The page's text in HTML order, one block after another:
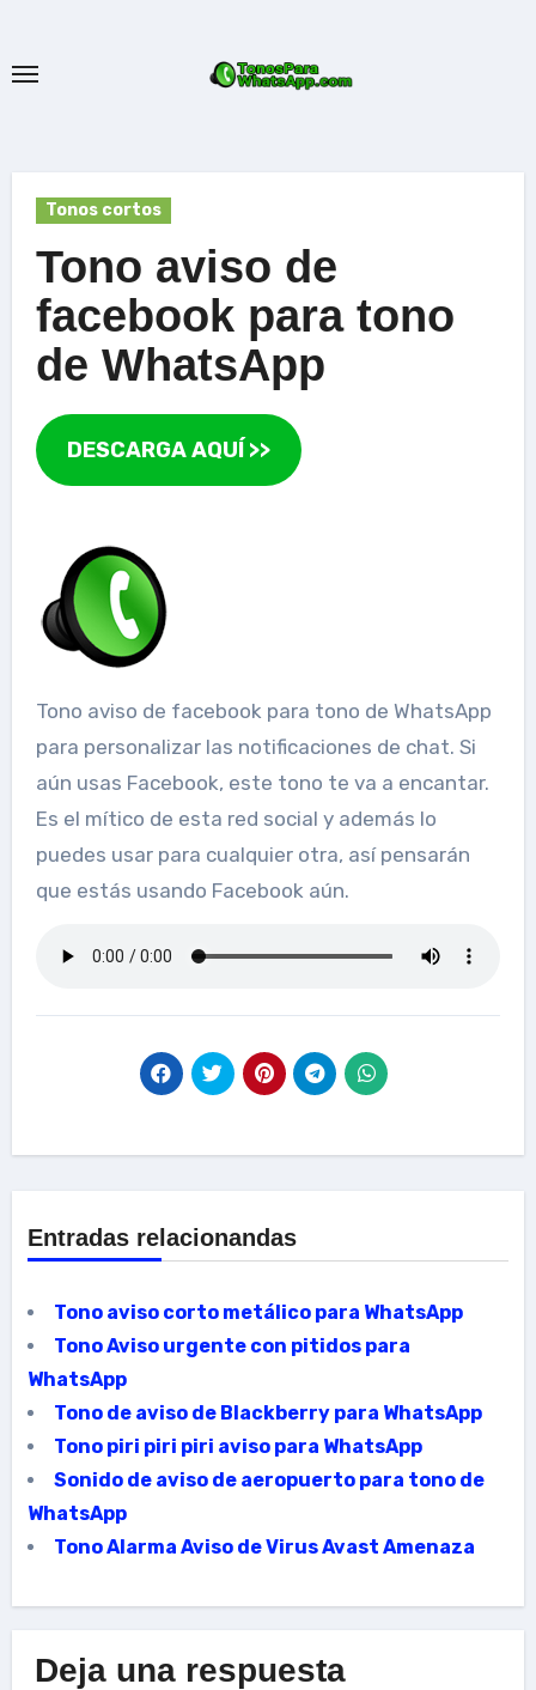
contenido
Tonos cortos
Tono aviso de
facebook para tono
de WhatsApp
DESCARGA AQUÍ >>
Tono aviso de facebook para tono de WhatsApp
para personalizar las notificaciones de chat. Si
aún usas Facebook, este tono te va a encantar.
Es el mítico de esta red social y además lo
puedes usar para cualquier otra, así pensarán
que estás usando Facebook aún.
Entradas relacionandas
Tono aviso corto metálico para WhatsApp
Tono Aviso urgente con pitidos para
WhatsApp
Tono de aviso de Blackberry para WhatsApp
Tono piri piri piri aviso para WhatsApp
Sonido de aviso de aeropuerto para tono de
WhatsApp
Tono Alarma Aviso de Virus Avast Amenaza
Deja una respuesta